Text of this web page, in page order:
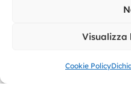
Visualizza
Cookie Policy